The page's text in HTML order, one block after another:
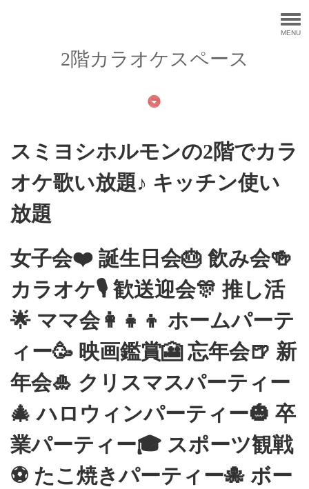
MENU
2階カラオケスペース
スミヨシホルモンの2階でカラ
オケ歌い放題♪ キッチン使い
放題
女子会❤️ 誕生日会🎂 飲み会🍻
カラオケ🎙️ 歓送迎会🎊 推し活
🌟 ママ会👩‍👧‍👦 ホームパーテ
ィー🥳 映画鑑賞🎦 忘年会🍺 新
年会🎍 クリスマスパーティー
🎄 ハロウィンパーティー🎃 卒
業パーティー🎓 スポーツ観戦
⚽ たこ焼きパーティー🐙 ボー